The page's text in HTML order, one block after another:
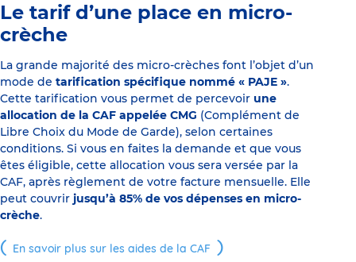
Le tarif d’une place en micro-
crèche
La grande majorité des micro-crèches font l’objet d’un
mode de tarification spécifique nommé « PAJE ».
Cette tarification vous permet de percevoir une
allocation de la CAF appelée CMG (Complément de
Libre Choix du Mode de Garde), selon certaines
conditions. Si vous en faites la demande et que vous
êtes éligible, cette allocation vous sera versée par la
CAF, après règlement de votre facture mensuelle. Elle
peut couvrir jusqu’à 85% de vos dépenses en micro-
crèche.
En savoir plus sur les aides de la CAF